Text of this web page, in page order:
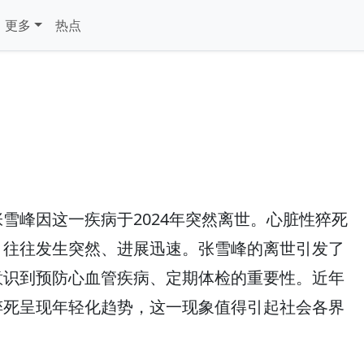
更多 热点
峰因这一疾病于2024年突然离世。心脏性猝死
往发生突然、进展迅速。张雪峰的离世引发了
到预防心血管疾病、定期体检的重要性。近年
呈现年轻化趋势，这一现象值得引起社会各界